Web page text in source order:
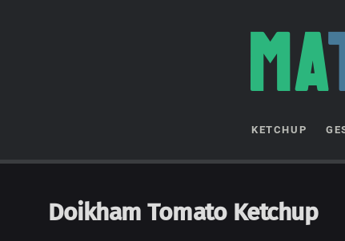
MA
KETCHUP
Doikham Tomato Ketchup